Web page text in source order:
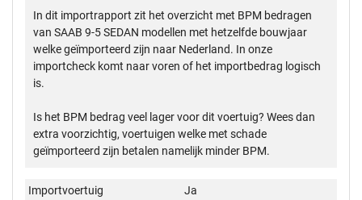
In dit importrapport zit het overzicht met BPM bedragen
van SAAB 9-5 SEDAN modellen met hetzelfde bouwjaar
welke geïmporteerd zijn naar Nederland. In onze
importcheck komt naar voren of het importbedrag logisch
is.
Is het BPM bedrag veel lager voor dit voertuig? Wees dan
extra voorzichtig, voertuigen welke met schade
geïmporteerd zijn betalen namelijk minder BPM.
Importvoertuig
Ja